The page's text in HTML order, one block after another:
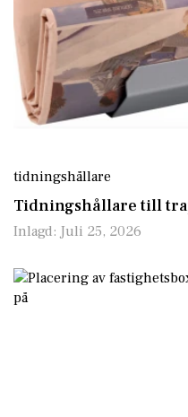
tidningshållare
Tidningshållare till
Inlagd: Juli 25, 2026